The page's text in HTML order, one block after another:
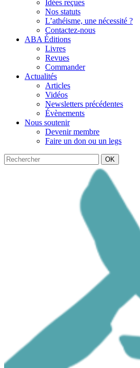
Idées reçues
Nos statuts
L’athéisme, une nécessité ?
Contactez-nous
ABA Éditions
Livres
Revues
Commander
Actualités
Articles
Vidéos
Newsletters précédentes
Évènements
Nous soutenir
Devenir membre
Faire un don ou un legs
OK